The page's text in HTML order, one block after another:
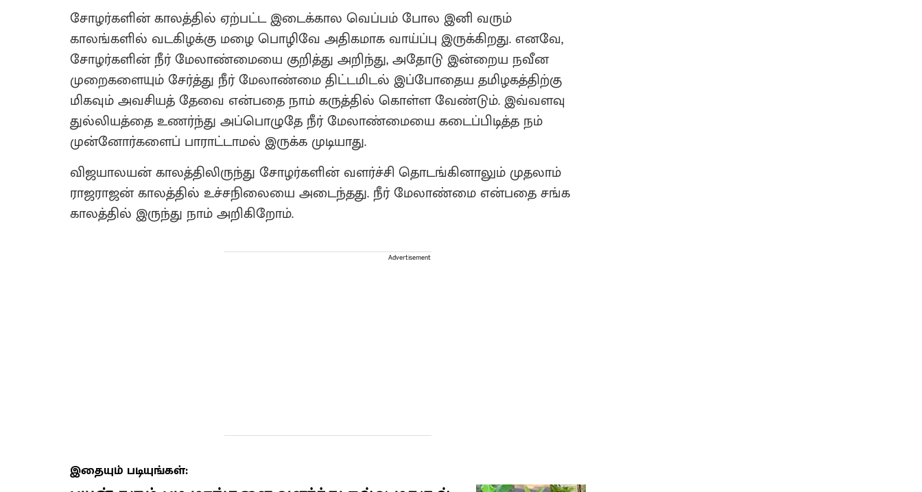
சோழர்களின் காலத்தில் ஏற்பட்ட இடைக்கால வெப்பம் போல இனி வரும்
காலங்களில் வடகிழக்கு மழை பொழிவே அதிகமாக வாய்ப்பு இருக்கிறது. எனவே,
சோழர்களின் நீர் மேலாண்மையை குறித்து அறிந்து, அதோடு இன்றைய நவீன
முறைகளையும் சேர்த்து நீர் மேலாண்மை திட்டமிடல் இப்போதைய தமிழகத்திற்கு
மிகவும் அவசியத் தேவை என்பதை நாம் கருத்தில் கொள்ள வேண்டும். இவ்வளவு
துல்லியத்தை உணர்ந்து அப்பொழுதே நீர் மேலாண்மையை கடைப்பிடித்த நம்
முன்னோர்களைப் பாராட்டாமல் இருக்க முடியாது.
விஜயாலயன் காலத்திலிருந்து சோழர்களின் வளர்ச்சி தொடங்கினாலும் முதலாம்
ராஜராஜன் காலத்தில் உச்சநிலையை அடைந்தது. நீர் மேலாண்மை என்பதை சங்க
காலத்தில் இருந்து நாம் அறிகிறோம்.
Advertisement
இதையும் படியுங்கள்: